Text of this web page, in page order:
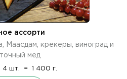
ассорти
Маасдам, крекеры, виноград и
мед
4 шт. = 1 400 г.